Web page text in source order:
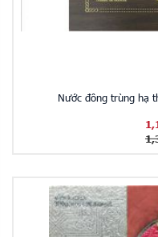
Nước đông trùng hạ